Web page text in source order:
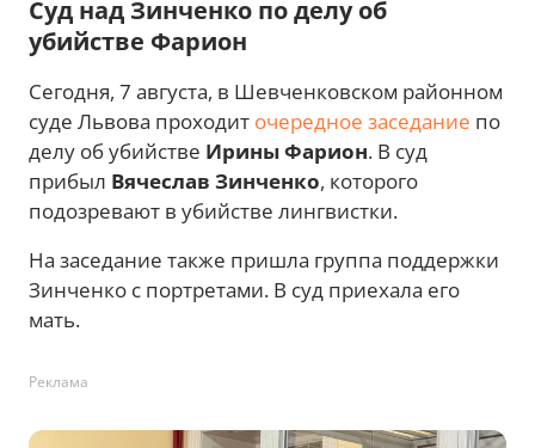
Суд над Зинченко по делу об
убийстве Фарион
Сегодня, 7 августа, в Шевченковском районном
суде Львова проходит очередное заседание по
делу об убийстве Ирины Фарион. В суд
прибыл Вячеслав Зинченко, которого
подозревают в убийстве лингвистки.
На заседание также пришла группа поддержки
Зинченко с портретами. В суд приехала его
мать.
Реклама